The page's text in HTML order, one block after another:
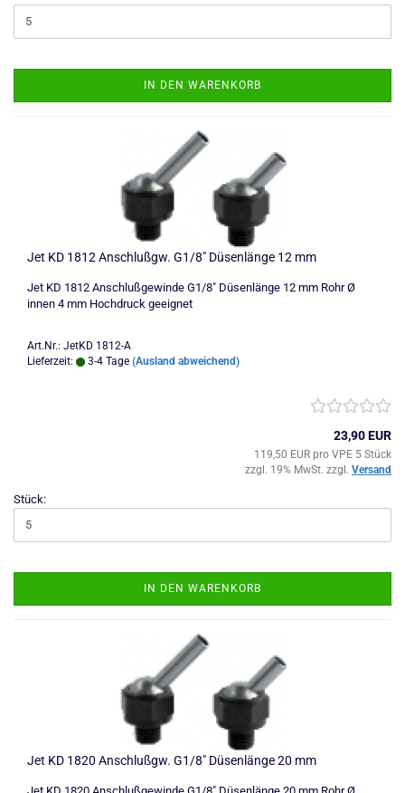
IN DEN WARENKORB
Jet KD 1812 Anschlußgw. G1/8" Düsenlänge 12 mm
Jet KD 1812 Anschlußgewinde G1/8" Düsenlänge 12 mm Rohr Ø
innen 4 mm Hochdruck geeignet
Art.Nr.: JetKD 1812-A
Lieferzeit:
3-4 Tage (Ausland abweichend)
23,90 EUR
119,50 EUR pro VPE 5 Stück
zzgl. 19% MwSt. zzgl. Versand
Stück:
IN DEN WARENKORB
Jet KD 1820 Anschlußgw. G1/8" Düsenlänge 20 mm